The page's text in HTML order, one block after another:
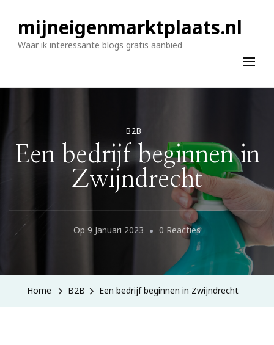
mijneigenmarktplaats.nl
Waar ik interessante blogs gratis aanbied
B2B
Een bedrijf beginnen in
Zwijndrecht
Op 9 Januari 2023 0 ReactiesOp
Een
Bedrijf
In
Home B2B Een bedrijf beginnen in Zwijndrecht